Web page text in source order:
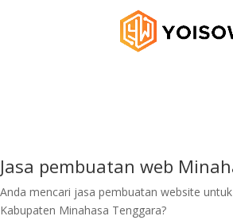
Jasa pembuatan web
Anda mencari jasa pembuatan website
Kabupaten Minahasa Tenggara?